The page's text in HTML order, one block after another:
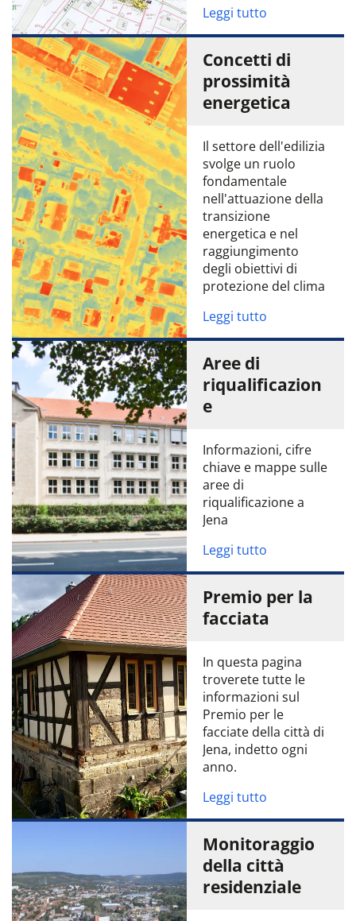
Leggi tutto
Concetti di
prossimità
energetica
Il settore dell'edilizia
svolge un ruolo
fondamentale
nell'attuazione della
transizione
energetica e nel
raggiungimento
degli obiettivi di
protezione del clima
Leggi tutto
Aree di
riqualificazion
e
Informazioni, cifre
chiave e mappe sulle
aree di
riqualificazione a
Jena
Leggi tutto
Premio per la
facciata
In questa pagina
troverete tutte le
informazioni sul
Premio per le
facciate della città di
Jena, indetto ogni
anno.
Leggi tutto
Monitoraggio
della città
residenziale